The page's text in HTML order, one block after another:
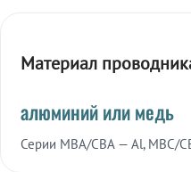
Материал
алюминий или медь
Серии МВА/СВА — Al, МВС/